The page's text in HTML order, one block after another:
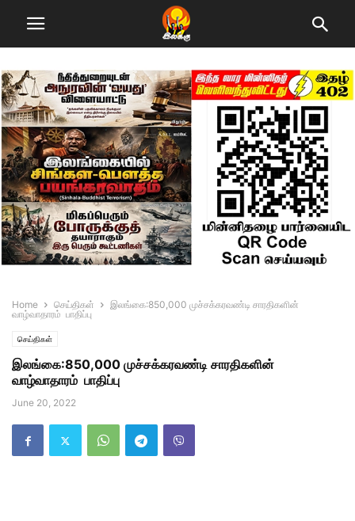
Home செய்திகள்
இலங்கை:850,000 முச்சக்கரவண்டி சாரதிகளின்
வாழ்வாதாரம் பாதிப்பு
செய்திகள்
இலங்கை:850,000 முச்சக்கரவண்டி சாரதிகளின்
வாழ்வாதாரம் பாதிப்பு
June 20, 2022